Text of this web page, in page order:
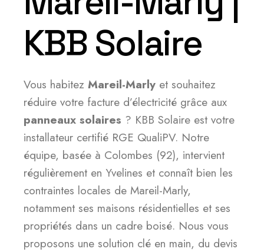
KBB Solaire
Vous habitez Mareil-Marly et souhaitez
réduire votre facture d’électricité grâce aux
panneaux solaires ? KBB Solaire est votre
installateur certifié RGE QualiPV. Notre
équipe, basée à Colombes (92), intervient
régulièrement en Yvelines et connaît bien les
contraintes locales de Mareil-Marly,
notamment ses maisons résidentielles et ses
propriétés dans un cadre boisé. Nous vous
proposons une solution clé en main, du devis